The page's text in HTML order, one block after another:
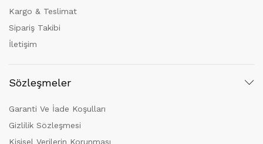
Kargo & Teslimat
Sipariş Takibi
İletişim
Sözleşmeler
Garanti Ve İade Koşulları
Gizlilik Sözleşmesi
Kişisel Verilerin Korunması